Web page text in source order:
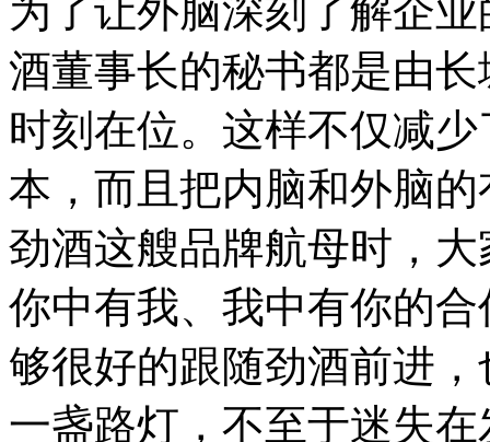
为了让外脑深刻了解企
酒董事长的秘书都是由
时刻在位。这样不仅减
本，而且把内脑和外脑
劲酒这艘品牌航母时，
你中有我、我中有你的
够很好的跟随劲酒前进
一盏路灯，不至于迷失